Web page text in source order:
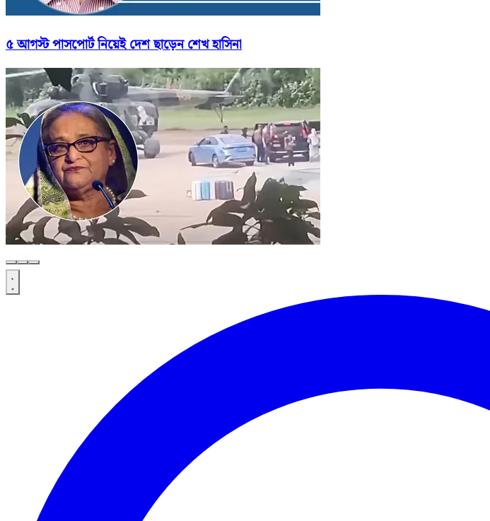
৫ আগস্ট পাসপোর্ট নিয়েই দেশ ছাড়েন শেখ হাসিনা